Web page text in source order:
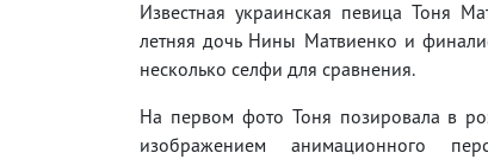
Известная украинская певица Тоня
летняя дочь Нины Матвиенко и
несколько селфи для сравнения.
На первом фото Тоня позировала в
изображением анимационного